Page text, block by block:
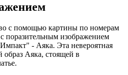
с помощью картины по номерам
поразительным изображением
- Аяка. Эта невероятная
образ Аяка, стоящей в